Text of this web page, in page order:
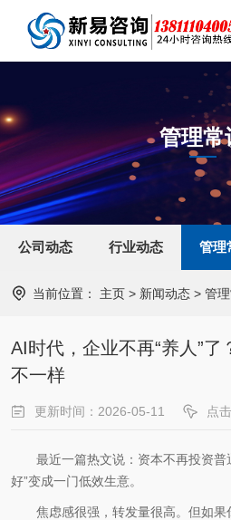
管理常
公司动态 行业动态 管理
当前位置： 主页 > 新闻动态 > 管
AI时代，企业不再“养人”
不一样
更新时间：2026-05-11 点
最近一篇热文说：资本不再投资
好”变成一门低效生意。
焦虑感很强，转发量很高。但如